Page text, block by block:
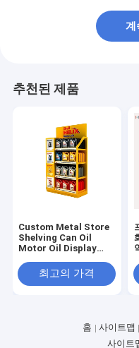
계
추천된 제품
Custom Metal Store
Shelving Can Oil
Motor Oil Display
최고의 가격
홈 사이트맵
사이트